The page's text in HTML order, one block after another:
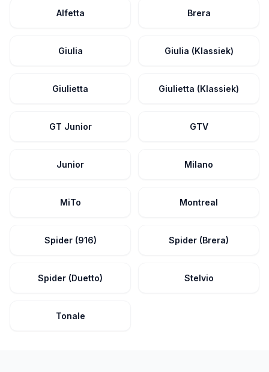
Alfetta Brera
Giulia Giulia (Klassiek)
Giulietta Giulietta (Klassiek)
GT Junior GTV
Junior Milano
MiTo Montreal
Spider (916) Spider (Brera)
Spider (Duetto) Stelvio
Tonale